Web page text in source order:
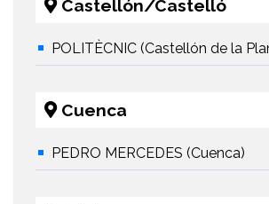
Castellón/Castelló
POLITÈCNIC (Castellón de la
Cuenca
PEDRO MERCEDES (Cuenca)